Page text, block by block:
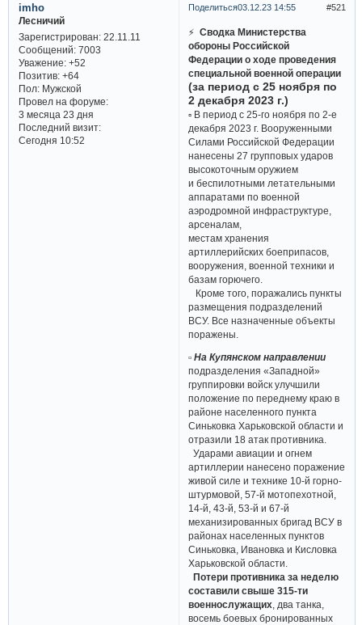
Поделиться 521
03.12.23 14:55
imho
Лесничий
Зарегистрирован: 22.11.11
Сообщений:7003
Уважение: +52
Позитив: +64
Пол:Мужской
Провел на форуме:
3 месяца 23 дня
Последний визит:
Сегодня 10:52
⚡Сводка Министерства
обороны Российской
Федерации о ходе проведения
специальной военной операции
(за период с 25 ноября по
2 декабря 2023 г.)
▫ В период с 25-го ноября по 2-е
декабря 2023 г. Вооруженными
Силами Российской Федерации
нанесены 27 групповых ударов
высокоточным оружием
и беспилотными летательными
аппаратами по военной
аэродромной инфраструктуре,
арсеналам,
местам хранения
артиллерийских боеприпасов,
вооружения, военной техники и
базам горючего.
Кроме того, поражались пункты
размещения подразделений
ВСУ. Все назначенные объекты
поражены.
▫ На Купянском направлении
подразделения «Западной»
группировки войск улучшили
положение по переднему краю в
районе населенного пункта
Синьковка Харьковской области и
отразили 18 атак противника.
Ударами авиации и огнем
артиллерии нанесено поражение
живой силе и технике 10-й горно-
штурмовой, 57-й мотопехотной,
14-й, 43-й, 53-й и 67-й
механизированных бригад ВСУ в
районах населенных пунктов
Синьковка, Ивановка и Кисловка
Харьковской области.
Потери противника за неделю
составили свыше 315-ти
военнослужащих , два танка,
восемь боевых бронированных